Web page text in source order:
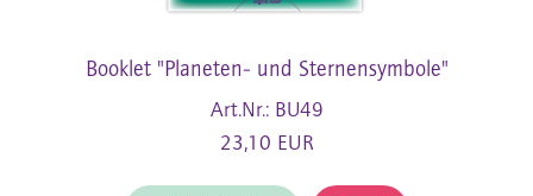
Booklet "Planeten- und Sternensymbole"
Art.Nr.: BU49
23,10 EUR